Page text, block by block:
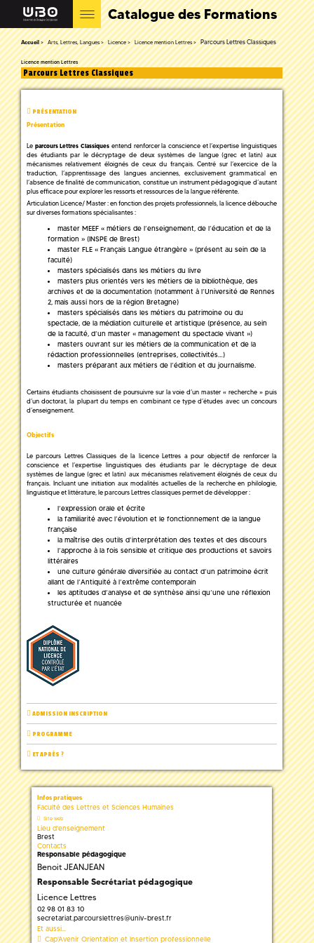
Catalogue des Formations
Accueil Arts, Lettres, Langues Licence Licence mention Lettres Parcours Lettres Classiques
Licence mention Lettres
Parcours Lettres Classiques
PRÉSENTATION
Présentation
Le parcours Lettres Classiques entend renforcer la conscience et l’expertise linguistiques
des étudiants par le décryptage de deux systèmes de langue (grec et latin) aux
mécanismes relativement éloignés de ceux du français. Centré sur l’exercice de la
traduction, l’apprentissage des langues anciennes, exclusivement grammatical en
l’absence de finalité de communication, constitue un instrument pédagogique d’autant
plus efficace pour explorer les ressorts et ressources de la langue référente.
Articulation Licence/ Master : en fonction des projets professionnels, la licence débouche
sur diverses formations spécialisantes :
master MEEF « métiers de l’enseignement, de l’éducation et de la
formation » (INSPE de Brest)
master FLE « Français Langue étrangère » (présent au sein de la
faculté)
masters spécialisés dans les métiers du livre
masters plus orientés vers les métiers de la bibliothèque, des
archives et de la documentation (notamment à l’Université de Rennes
2, mais aussi hors de la région Bretagne)
masters spécialisés dans les métiers du patrimoine ou du
spectacle, de la médiation culturelle et artistique (présence, au sein
de la faculté, d’un master « management du spectacle vivant »)
masters ouvrant sur les métiers de la communication et de la
rédaction professionnelles (entreprises, collectivités…)
masters préparant aux métiers de l’édition et du journalisme.
Certains étudiants choisissent de poursuivre sur la voie d’un master « recherche » puis
d’un doctorat, la plupart du temps en combinant ce type d’études avec un concours
d’enseignement.
Objectifs
Le parcours Lettres Classiques de la licence Lettres a pour objectif de renforcer la
conscience et l’expertise linguistiques des étudiants par le décryptage de deux
systèmes de langue (grec et latin) aux mécanismes relativement éloignés de ceux du
français. Incluant une initiation aux modalités actuelles de la recherche en philologie,
linguistique et littérature, le parcours Lettres classiques permet de développer :
l’expression orale et écrite
la familiarité avec l’évolution et le fonctionnement de la langue
française
la maîtrise des outils d’interprétation des textes et des discours
l’approche à la fois sensible et critique des productions et savoirs
littéraires
une culture générale diversifiée au contact d’un patrimoine écrit
allant de l’Antiquité à l’extrême contemporain
les aptitudes d’analyse et de synthèse ainsi qu’une une réflexion
structurée et nuancée
ADMISSION INSCRIPTION
PROGRAMME
ET APRÈS ?
Infos pratiques
Faculté des Lettres et Sciences Humaines
Site web
Lieu d'enseignement
Brest
Contacts
Responsable pédagogique
Benoit JEANJEAN
Responsable Secrétariat pédagogique
Licence Lettres
02 98 01 83 10
secretariat.parcourslettres@univ-brest.fr
Et aussi...
Cap'Avenir Orientation et Insertion professionnelle